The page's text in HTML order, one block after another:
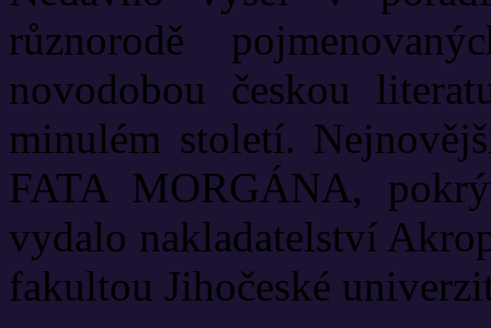
různorodě
novodobou českou
minulém století.
FATA MORGÁNA,
vydalo nakladatelství
fakultou Jihočeské